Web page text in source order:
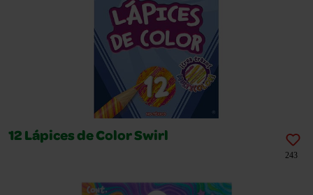
12 Lápices de Color Swirl
243